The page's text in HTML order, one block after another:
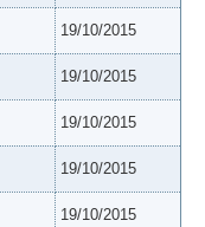
19/10/2015
19/10/2015
19/10/2015
19/10/2015
19/10/2015